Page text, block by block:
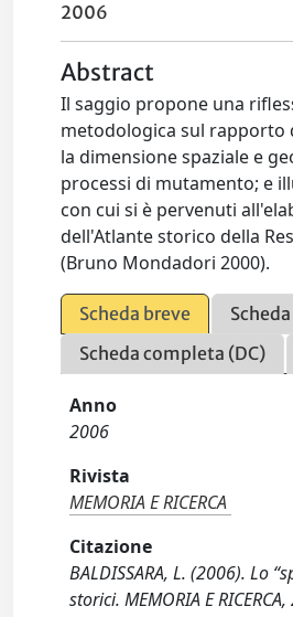
2006
Abstract
Il saggio propone una
metodologica sul rapporto
la dimensione spaziale e
processi di mutamento; e
con cui si è pervenuti
dell'Atlante storico della
(Bruno Mondadori 2000).
Scheda breve
Scheda completa (DC)
Anno
2006
Rivista
MEMORIA E RICERCA
Citazione
BALDISSARA, L. (2006). Lo
storici. MEMORIA E